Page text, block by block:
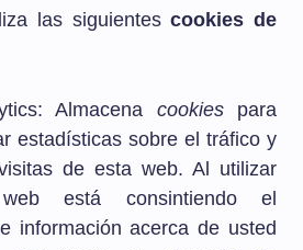
las siguientescookies de
Almacena cookiespara
estadísticas sobre el tráfico y
de esta web. Al utilizar
está consintiendo el
información acerca de usted